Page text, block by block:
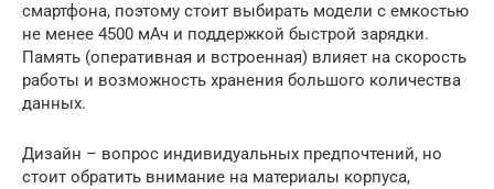
смартфона, поэтому стоит выбирать модели с емкостью
не менее 4500 мАч и поддержкой быстрой зарядки.
Память (оперативная и встроенная) влияет на скорость
работы и возможность хранения большого количества
данных.
Дизайн – вопрос индивидуальных предпочтений, но
стоит обратить внимание на материалы корпуса,